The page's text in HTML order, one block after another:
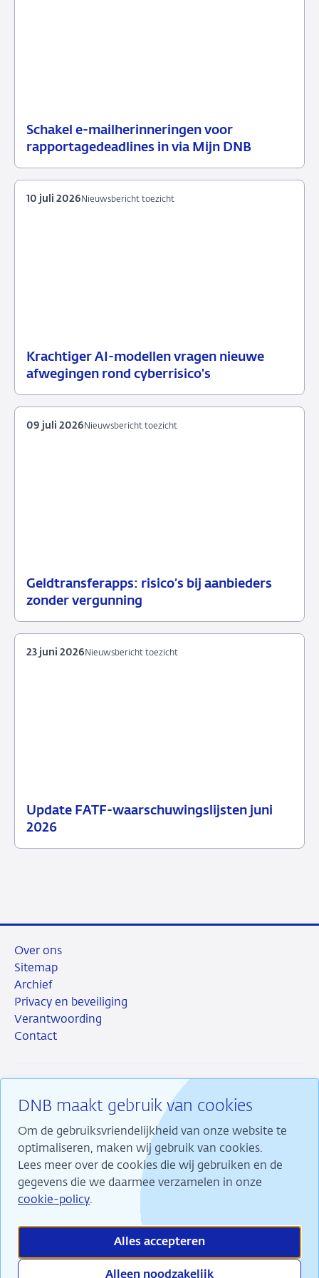
Schakel e-mailherinneringen voor
rapportagedeadlines in via Mijn DNB
21
Nieuwsbericht
Krachtiger AI-modellen vragen nieuwe
afwegingen rond cyberrisico's
10
Nieuwsbericht
Nieuwsbericht toezicht
10 juli 2026
Geldtransferapps: risico’s bij aanbieders
zonder vergunning
09
Nieuwsbericht
Nieuwsbericht toezicht
09 juli 2026
Update FATF-waarschuwingslijsten juni
2026
23
Nieuwsbericht
Nieuwsbericht toezicht
23 juni 2026
DNB maakt gebruik van cookies
Om de gebruiksvriendelijkheid van onze website te
optimaliseren, maken wij gebruik van cookies.
Lees meer over de cookies die wij gebruiken en de
gegevens die we daarmee verzamelen in onze
cookie-policy.
Alles accepteren
Alleen noodzakelijk
Over ons
Sitemap
Archief
Privacy en beveiliging
Verantwoording
Contact
RSS InstagramLinkedin
X
Wij maken ons sterk voor financiële stabiliteit en
dragen daarmee bij aan duurzame welvaart in